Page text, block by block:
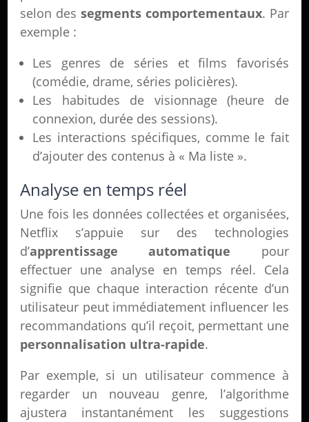
selon des segments comportementaux. Par
exemple :
Les genres de séries et films favorisés
(comédie, drame, séries policières).
Les habitudes de visionnage (heure de
connexion, durée des sessions).
Les interactions spécifiques, comme le fait
d’ajouter des contenus à « Ma liste ».
Analyse en temps réel
Une fois les données collectées et organisées,
Netflix s’appuie sur des technologies
d’apprentissage automatique pour
effectuer une analyse en temps réel. Cela
signifie que chaque interaction récente d’un
utilisateur peut immédiatement influencer les
recommandations qu’il reçoit, permettant une
personnalisation ultra-rapide.
Par exemple, si un utilisateur commence à
regarder un nouveau genre, l’algorithme
ajustera instantanément les suggestions